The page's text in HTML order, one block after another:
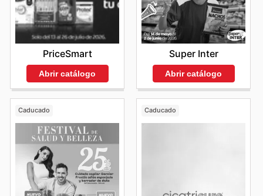
sus compras diarias. Su accesibilidad y la facilidad para
consultar las ofertas desde cualquier lugar refuerzan su
posición como líderes en el sector retail colombiano.
Visit Surtimax's website today to explore the best deals
and start saving now.
PriceSmart
Abrir catálogo
Super Inter
Abrir catálogo
Caducado Caducado